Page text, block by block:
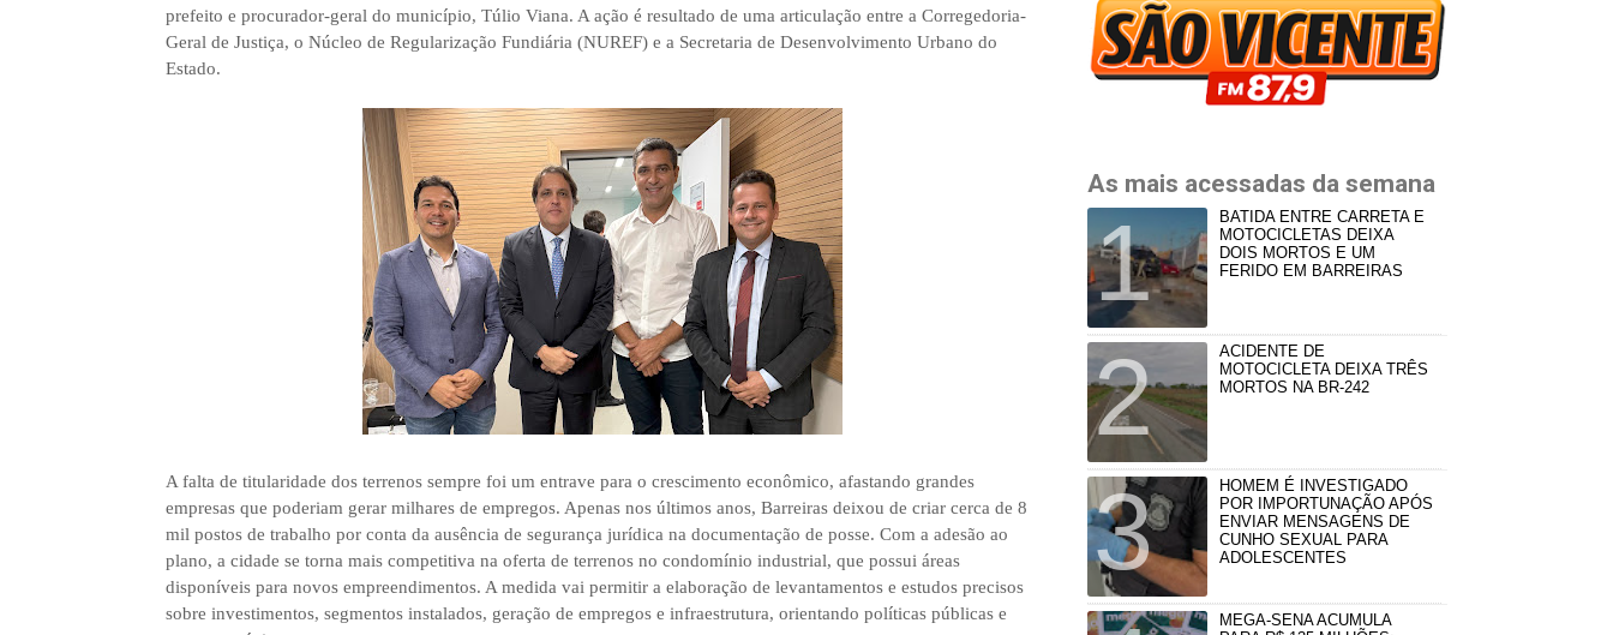
prefeito e procurador-geral do município, Túlio Viana. A ação é resultado de uma articulação entre a Corregedoria-
Geral de Justiça, o Núcleo de Regularização Fundiária (NUREF) e a Secretaria de Desenvolvimento Urbano do
Estado.
A falta de titularidade dos terrenos sempre foi um entrave para o crescimento econômico, afastando grandes
empresas que poderiam gerar milhares de empregos. Apenas nos últimos anos, Barreiras deixou de criar cerca de 8
mil postos de trabalho por conta da ausência de segurança jurídica na documentação de posse. Com a adesão ao
plano, a cidade se torna mais competitiva na oferta de terrenos no condomínio industrial, que possui áreas
disponíveis para novos empreendimentos. A medida vai permitir a elaboração de levantamentos e estudos precisos
sobre investimentos, segmentos instalados, geração de empregos e infraestrutura, orientando políticas públicas e
As mais acessadas da semana
BATIDA ENTRE CARRETA E
MOTOCICLETAS DEIXA
DOIS MORTOS E UM
FERIDO EM BARREIRAS
ACIDENTE DE
MOTOCICLETA DEIXA TRÊS
MORTOS NA BR-242
HOMEM É INVESTIGADO
POR IMPORTUNAÇÃO APÓS
ENVIAR MENSAGENS DE
CUNHO SEXUAL PARA
ADOLESCENTES
MEGA-SENA ACUMULA